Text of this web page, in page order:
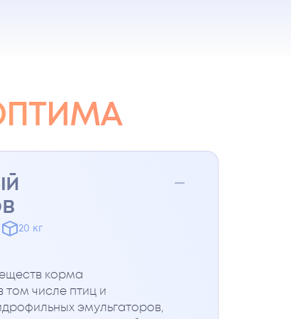
20 кг
корма
том числе птиц и
эмульгаторов,